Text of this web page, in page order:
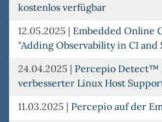
kostenlos verfügbar
12.05.2025 | Embedded Online
"Adding Observability in CI and
24.04.2025 | Percepio Detect™
verbesserter Linux Host
11.03.2025 | Percepio auf der